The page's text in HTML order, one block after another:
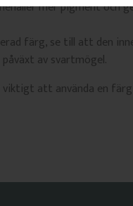
mer pigment och
färg, se till att den
av svartmögel.
att använda en